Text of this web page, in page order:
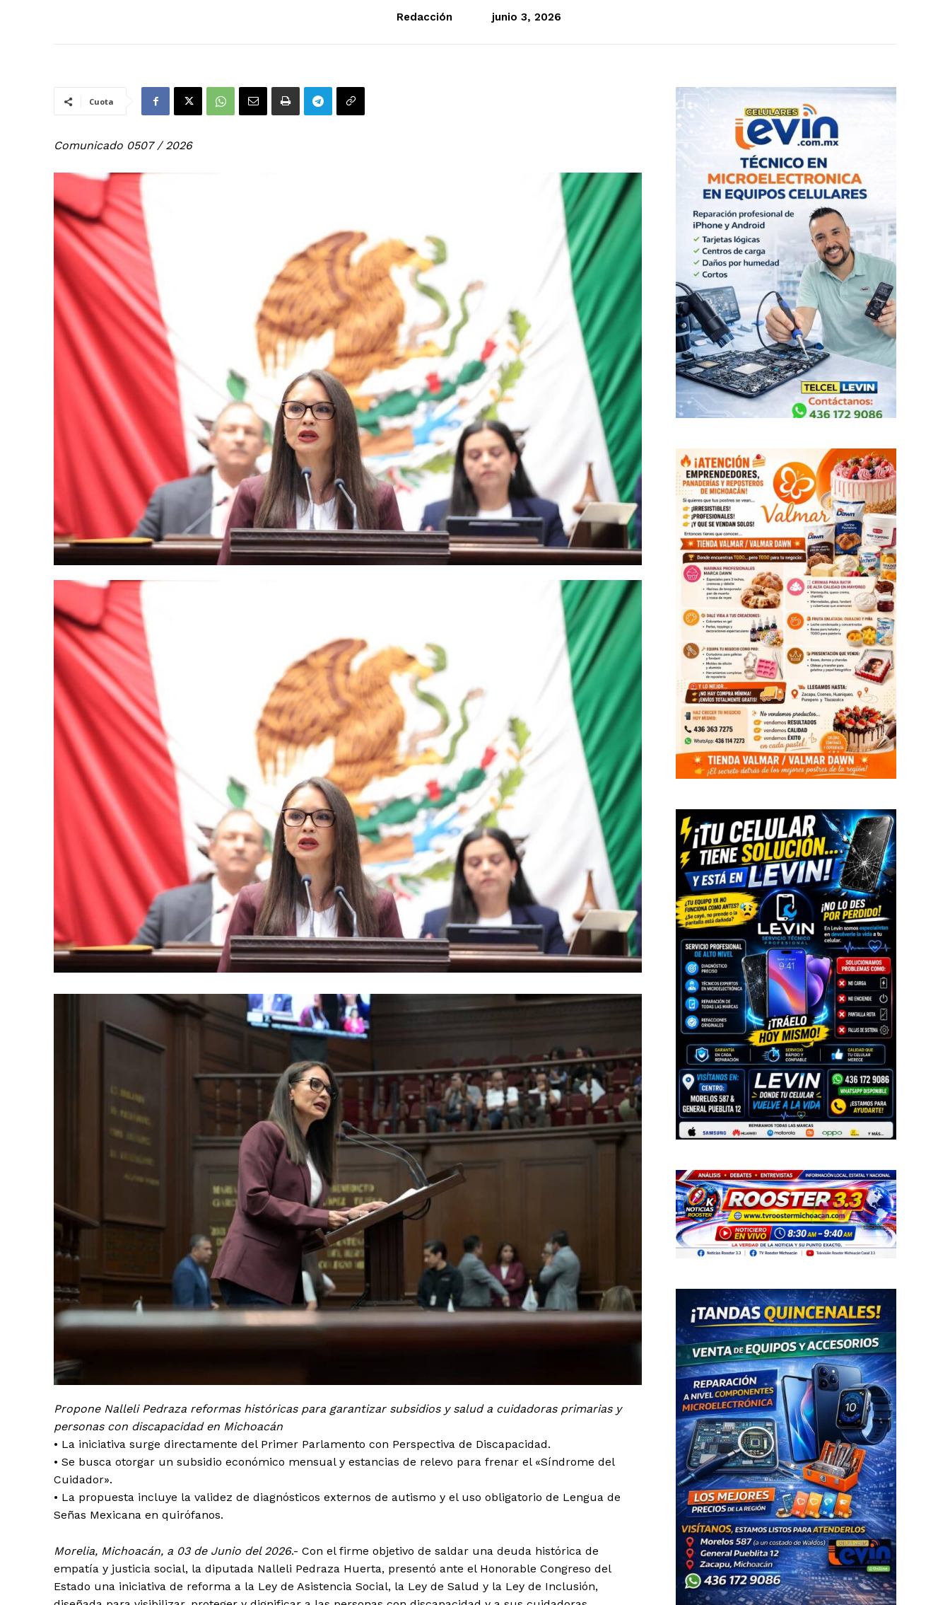
Redacción junio 3, 2026
Cuota
Comunicado 0507 / 2026
Propone Nalleli Pedraza reformas históricas para garantizar subsidios y salud a cuidadoras primarias y
personas con discapacidad en Michoacán
•⁠ ⁠La iniciativa surge directamente del Primer Parlamento con Perspectiva de Discapacidad.
•⁠ ⁠Se busca otorgar un subsidio económico mensual y estancias de relevo para frenar el «Síndrome del
Cuidador».
•⁠ ⁠La propuesta incluye la validez de diagnósticos externos de autismo y el uso obligatorio de Lengua de
Señas Mexicana en quirófanos.
Morelia, Michoacán, a 03 de Junio del 2026.- Con el firme objetivo de saldar una deuda histórica de
empatía y justicia social, la diputada Nalleli Pedraza Huerta, presentó ante el Honorable Congreso del
Estado una iniciativa de reforma a la Ley de Asistencia Social, la Ley de Salud y la Ley de Inclusión,